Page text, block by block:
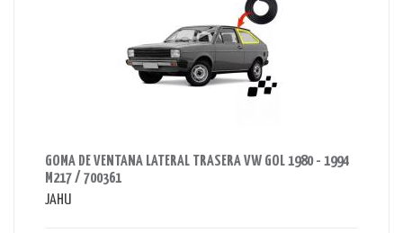
GOMA DE VENTANA LATERAL TRASERA VW GOL 1980 - 1994
M217 / 700361
JAHU